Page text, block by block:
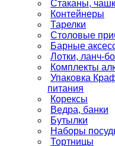
Стаканы,
Контейнеры
Тарелки
Столовые
Барные
Лотки, ланч-
Комплекты
Упаковка
питания
Корексы
Ведра, банки
Бутылки
Наборы
Тортницы